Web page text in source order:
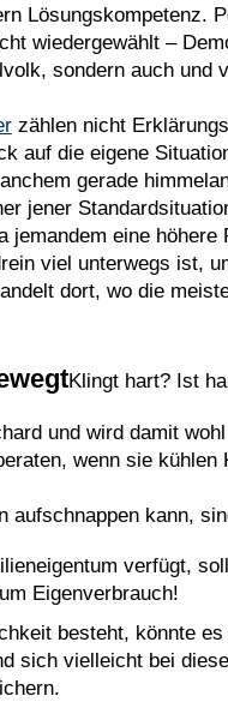
Lösungskompetenz.
wiedergewählt –
sondern auch und
zählen nicht
auf die eigene
gerade
jener
jemandem eine höhere
viel unterwegs ist,
dort, wo die
Klingt hart? Ist
und wird damit
wenn sie kühlen
aufschnappen kann,
verfügt,
Eigenverbrauch!
besteht, könnte
sich vielleicht bei